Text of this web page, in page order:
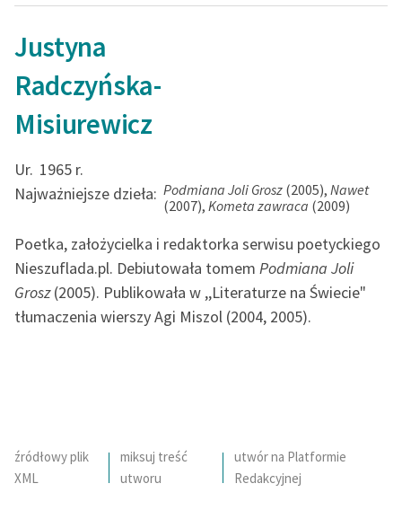
Justyna
Radczyńska-
Misiurewicz
Ur. 1965 r.
Najważniejsze dzieła: Podmiana Joli Grosz (2005),Nawet
(2007),Kometa zawraca (2009)
Poetka, założycielka i redaktorka serwisu poetyckiego
Nieszuflada.pl. Debiutowała tomem Podmiana Joli
Grosz(2005). Publikowała w ,,Literaturze na Świecie"
tłumaczenia wierszy Agi Miszol (2004, 2005).
źródłowy plik
XML
miksuj treść
utworu
utwór na Platformie
Redakcyjnej